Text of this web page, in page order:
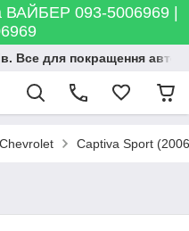
093-5006969 |
Все для покращення
Chevrolet Captiva Sport